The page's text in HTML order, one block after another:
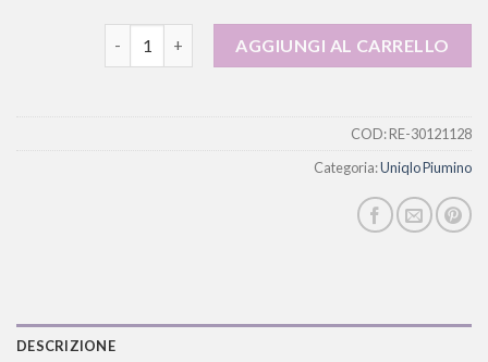
AGGIUNGI AL CARRELLO
COD:RE-30121128
Categoria:Uniqlo Piumino
DESCRIZIONE